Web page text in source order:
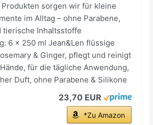
sorgen wir für kleine
im Alltag – ohne Parabene,
tierische Inhaltsstoffe
6 x 250 ml Jean&Len flüssige
& Ginger, pflegt und reinigt
für die tägliche Anwendung,
Duft, ohne Parabene & Silikone
23,70 EUR
*Zu Amazon